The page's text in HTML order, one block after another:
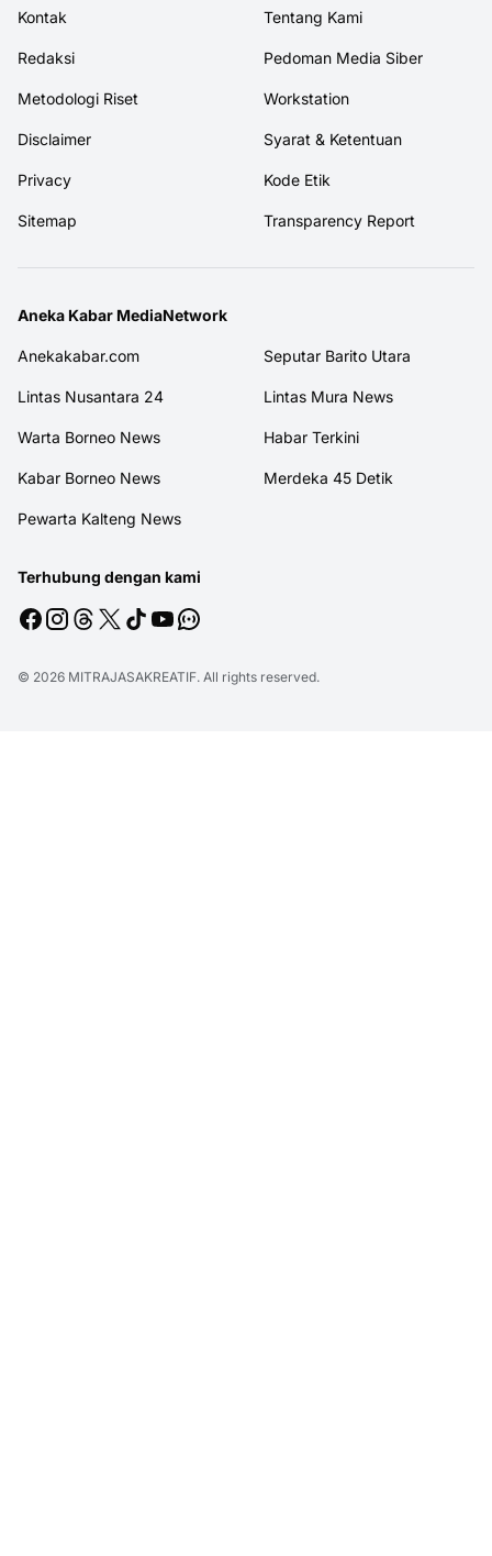
Kontak Tentang Kami
Redaksi Pedoman Media Siber
Metodologi Riset Workstation
Disclaimer Syarat & Ketentuan
Privacy Kode Etik
Sitemap Transparency Report
Aneka Kabar MediaNetwork
Anekakabar.com Seputar Barito Utara
Lintas Nusantara 24 Lintas Mura News
Warta Borneo News Habar Terkini
Kabar Borneo News Merdeka 45 Detik
Pewarta Kalteng News
Terhubung dengan kami
© 2026 MITRAJASAKREATIF. All rights reserved.